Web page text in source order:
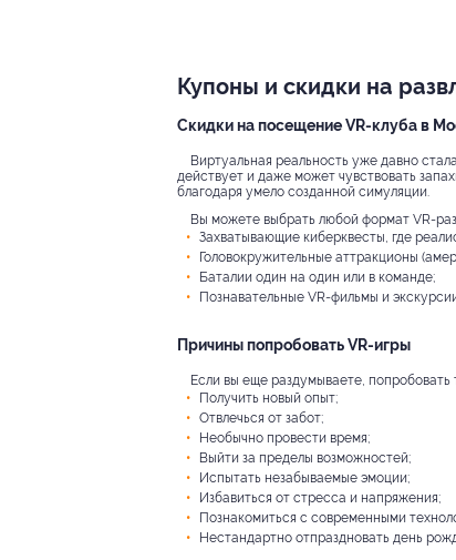
Купоны и скидки на
Скидки на посещение VR-клуба в
Виртуальная реальность уже давно
действует и даже может чувствовать
благодаря умело созданной симуляции.
Вы можете выбрать любой формат VR-
Захватывающие киберквесты, где
Головокружительные аттракционы
Баталии один на один или в команде;
Познавательные VR-фильмы и
Причины попробовать VR-игры
Если вы еще раздумываете, попробовать
Получить новый опыт;
Отвлечься от забот;
Необычно провести время;
Выйти за пределы возможностей;
Испытать незабываемые эмоции;
Избавиться от стресса и напряжения;
Познакомиться с современными
Нестандартно отпраздновать день